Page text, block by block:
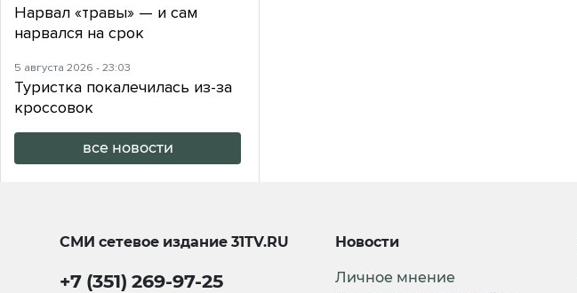
Нарвал «травы» — и сам
нарвался на срок
5 августа 2026 - 23:03
Туристка покалечилась из-за
кроссовок
все новости
СМИ сетевое издание31TV.RU
+7 (351) 269-97-25
Новости
Личное мнение